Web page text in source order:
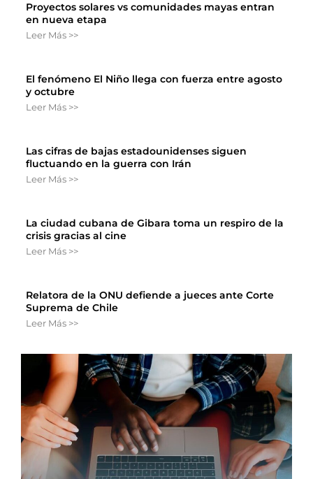
Proyectos solares vs comunidades mayas entran
en nueva etapa
Leer Más >>
El fenómeno El Niño llega con fuerza entre agosto
y octubre
Leer Más >>
Las cifras de bajas estadounidenses siguen
fluctuando en la guerra con Irán
Leer Más >>
La ciudad cubana de Gibara toma un respiro de la
crisis gracias al cine
Leer Más >>
Relatora de la ONU defiende a jueces ante Corte
Suprema de Chile
Leer Más >>